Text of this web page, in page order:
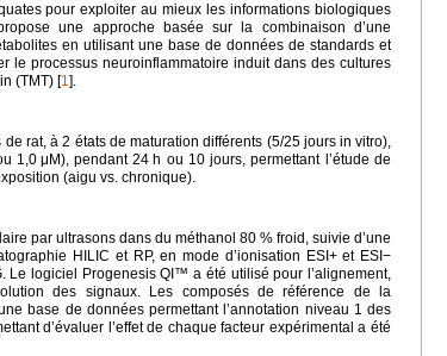
pour exploiter au mieux les informations biologiques
une approche basée sur la combinaison d’une
en utilisant une base de données de standards et
le processus neuroinflammatoire induit dans des cultures
(TMT) [1].
rat, à 2 états de maturation différents (5/25 jours in vitro),
1,0 μM), pendant 24 h ou 10 jours, permettant l’étude de
(aigu vs. chronique).
par ultrasons dans du méthanol 80 % froid, suivie d’une
HILIC et RP, en mode d’ionisation ESI+ et ESI−
Le logiciel Progenesis QI™ a été utilisé pour l’alignement,
des signaux. Les composés de référence de la
base de données permettant l’annotation niveau 1 des
d’évaluer l’effet de chaque facteur expérimental a été